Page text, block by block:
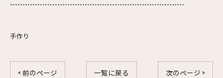
----------------------------------------------------------------------
手作り
< 前のページ 一覧に戻る 次のページ >